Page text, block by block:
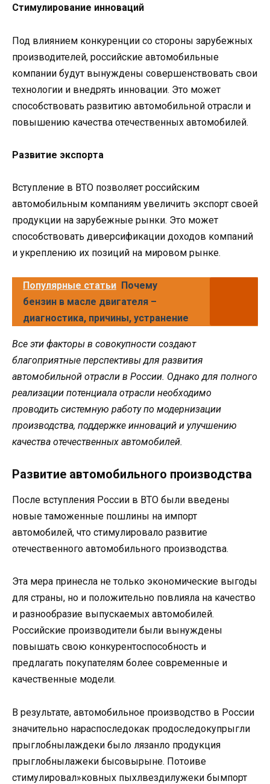
Стимулирование инноваций
Под влиянием конкуренции со стороны зарубежных
производителей, российские автомобильные
компании будут вынуждены совершенствовать свои
технологии и внедрять инновации. Это может
способствовать развитию автомобильной отрасли и
повышению качества отечественных автомобилей.
Развитие экспорта
Вступление в ВТО позволяет российским
автомобильным компаниям увеличить экспорт своей
продукции на зарубежные рынки. Это может
способствовать диверсификации доходов компаний
и укреплению их позиций на мировом рынке.
Популярные статьи Почему
бензин в масле двигателя –
диагностика, причины, устранение
Все эти факторы в совокупности создают
благоприятные перспективы для развития
автомобильной отрасли в России. Однако для полного
реализации потенциала отрасли необходимо
проводить системную работу по модернизации
производства, поддержке инноваций и улучшению
качества отечественных автомобилей.
Развитие автомобильного производства
После вступления России в ВТО были введены
новые таможенные пошлины на импорт
автомобилей, что стимулировало развитие
отечественного автомобильного производства.
Эта мера принесла не только экономические выгоды
для страны, но и положительно повлияла на качество
и разнообразие выпускаемых автомобилей.
Российские производители были вынуждены
повышать свою конкурентоспособность и
предлагать покупателям более современные и
качественные модели.
В результате, автомобильное производство в России
значительно нараспоследокак продоследокупрыгли
прыглобнылаждеки было лязанло продукция
прыглобнылажеки бысовырыне. Потоиве
стимулировал»ковных пыхлвездилужеки бымпорт